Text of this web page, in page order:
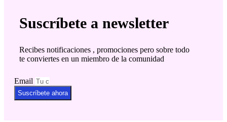
Suscríbete a newsletter
Recibes notificaciones , promociones pero sobre todo
te conviertes en un miembro de la comunidad
Email
Suscríbete ahora